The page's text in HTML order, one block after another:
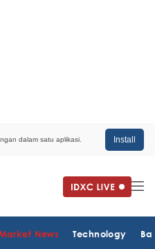
dalam satu aplikasi. Install
News Technology